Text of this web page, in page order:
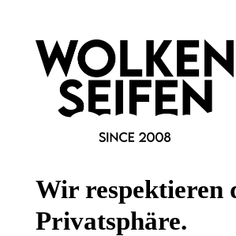
Informationen
Gesetzliche Informationen
FAQWir respektieren
Privatsphäre.